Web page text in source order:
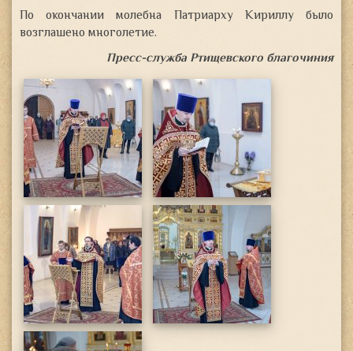
По окончании молебна Патриарху Кириллу было
возглашено многолетие.
Пресс-служба Ртищевского благочиния